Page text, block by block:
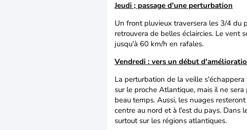
Jeudi ; passage d'une perturbation
Un front pluvieux traversera les 3/4 du
retrouvera de belles éclaircies. Le vent
jusqu'à 60 km/h en rafales.
Vendredi : vers un début
La perturbation de la veille
sur le proche Atlantique, mais il ne
beau temps. Aussi, les nuages
centre au nord et à l'est du pays. Dans
surtout sur les régions atlantiques.